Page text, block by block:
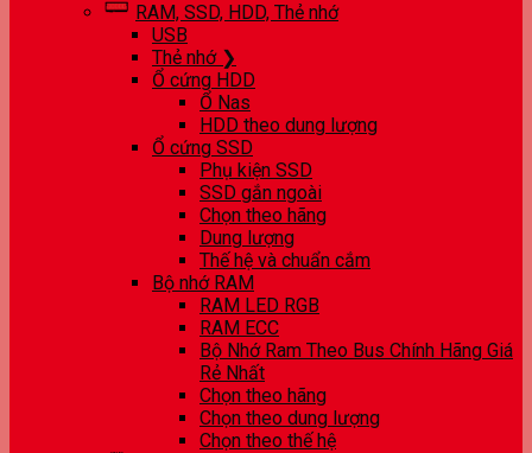
RAM, SSD, HDD, Thẻ nhớ
USB
Thẻ nhớ ❯
Ổ cứng HDD
Ổ Nas
HDD theo dung lượng
Ổ cứng SSD
Phụ kiện SSD
SSD gắn ngoài
Chọn theo hãng
Dung lượng
Thế hệ và chuẩn cắm
Bộ nhớ RAM
RAM LED RGB
RAM ECC
Bộ Nhớ Ram Theo Bus Chính Hãng Giá
Rẻ Nhất
Chọn theo hãng
Chọn theo dung lượng
Chọn theo thế hệ